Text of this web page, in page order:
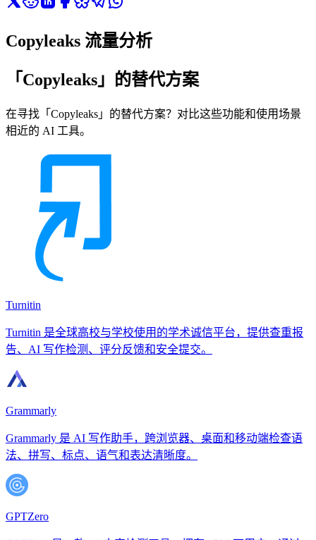
Copyleaks 流量分析
「Copyleaks」的替代方案
在寻找「Copyleaks」的替代方案？对比这些功能和使用场景
相近的 AI 工具。
Turnitin
Turnitin 是全球高校与学校使用的学术诚信平台，提供查重报
告、AI 写作检测、评分反馈和安全提交。
Grammarly
Grammarly 是 AI 写作助手，跨浏览器、桌面和移动端检查语
法、拼写、标点、语气和表达清晰度。
GPTZero